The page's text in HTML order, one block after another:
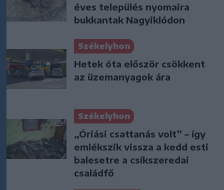
éves település nyomaira
bukkantak Nagyiklódon
Székelyhon
Hetek óta először csökkent
az üzemanyagok ára
Székelyhon
„Óriási csattanás volt” – így
emlékszik vissza a kedd esti
balesetre a csíkszeredai
családfő